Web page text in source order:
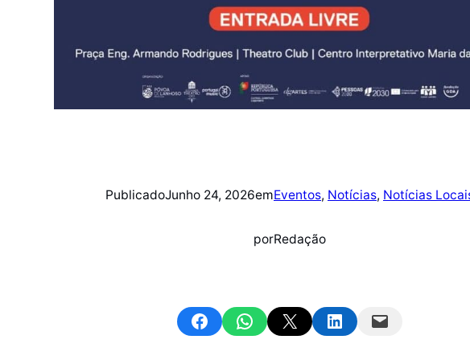
PublicadoJunho 24, 2026emEventos, Notícias, Notícias
porRedação
Share on FacebookShare on WhatsApp
Email this Page Share on LinkedInEmail this Page